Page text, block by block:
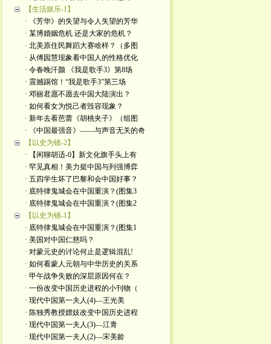
【生活娱乐-1】
· 《芳华》的失望与令人失望的芳华
· 某博婚姻危机 还是大家的危机？
· 北美原住民舞蹈大赛啥样？（多图
· 从傅园慧现象看中国人的性格优化
· 令春晚汗颜 《我是歌手3》第8场
· 震撼踢馆！“我是歌手3”第三场
· 邓丽君愿不愿去中国大陆演出？
· 如何看女为悦己者毁容现象？
· 新年去看芭蕾《胡桃夹子》（组图
· 《中国最强音》——与声音无关的奇
【以史为镜-2】
· 【闲聊胡适-0】新文化旗手头上有
· 罕见真相！美力挺中国与列强博弈
· 五四学生坏了巴黎和会中国好事？
· 底特律鬼城会在中国重演？(图集3
· 底特律鬼城会在中国重演？(图集2
【以史为镜-1】
· 底特律鬼城会在中国重演？(图集1
· 美国对中国仁慈吗？
· 对蒙元史的讨论何止是逻辑混乱!
· 如何看蒙人元朝与中华历史的关系
· 甲午战争失败的深层原因何在？
· 一份改变中国历史进程的小刊物（
· 现代中国第一夫人(4)—王光美
· 陈独秀教授嫖妓改变中国历史进程
· 现代中国第一夫人(3)—江青
· 现代中国第一夫人(2)—宋美龄